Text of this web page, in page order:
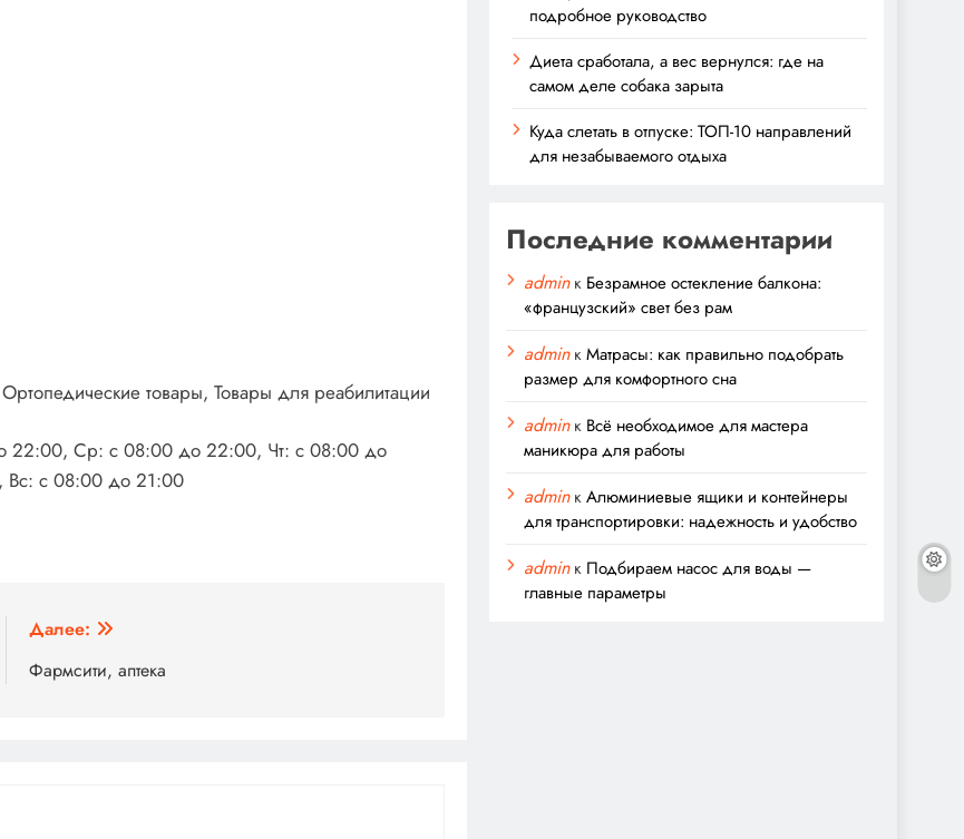
товары, Товары для реабилитации
22:00, Ср: с 08:00 до 22:00, Чт: с 08:00 до
с 08:00 до 21:00
Далее:
Фармсити, аптека
подробное руководство
Диета сработала, а вес вернулся: где на
самом деле собака зарыта
Куда слетать в отпуске: ТОП-10 направлений
для незабываемого отдыха
Последние комментарии
adminк Безрамное остекление балкона:
«французский» свет без рам
adminкМатрасы: как правильно подобрать
размер для комфортного сна
adminк Всё необходимое для мастера
маникюра для работы
adminкАлюминиевые ящики и контейнеры
для транспортировки: надежность и удобство
adminк Подбираем насос для воды —
главные параметры